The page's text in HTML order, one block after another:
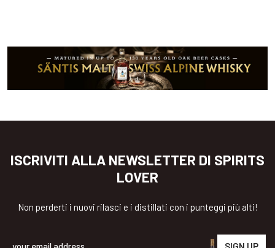
ISCRIVITI ALLA NEWSLETTER DI SPIRITS
LOVER
Non perderti i nuovi rilasci e i distillati con i punteggi più alti!